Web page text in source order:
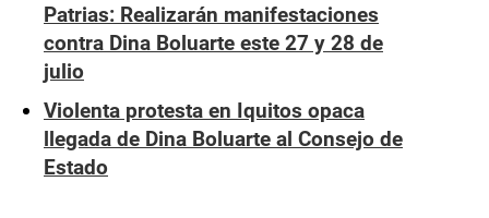
Patrias: Realizarán manifestaciones
contra Dina Boluarte este 27 y 28 de
julio
Violenta protesta en Iquitos opaca
llegada de Dina Boluarte al Consejo de
Estado